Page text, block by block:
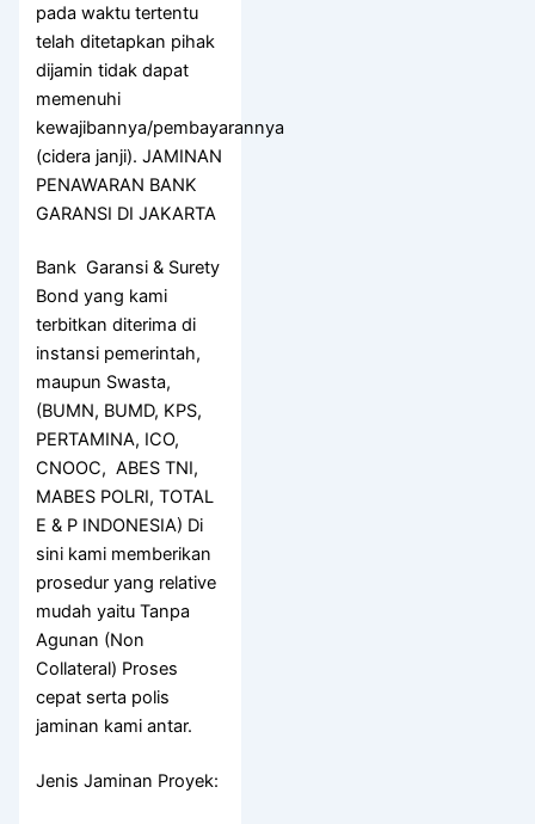
pada waktu tertentu
telah ditetapkan pihak
dijamin tidak dapat
memenuhi
kewajibannya/pembayarannya
(cidera janji). JAMINAN
PENAWARAN BANK
GARANSI DI JAKARTA
Bank Garansi & Surety
Bond yang kami
terbitkan diterima di
instansi pemerintah,
maupun Swasta,
(BUMN, BUMD, KPS,
PERTAMINA, ICO,
CNOOC, ABES TNI,
MABES POLRI, TOTAL
E & P INDONESIA) Di
sini kami memberikan
prosedur yang relative
mudah yaitu Tanpa
Agunan (Non
Collateral) Proses
cepat serta polis
jaminan kami antar.
Jenis Jaminan Proyek: